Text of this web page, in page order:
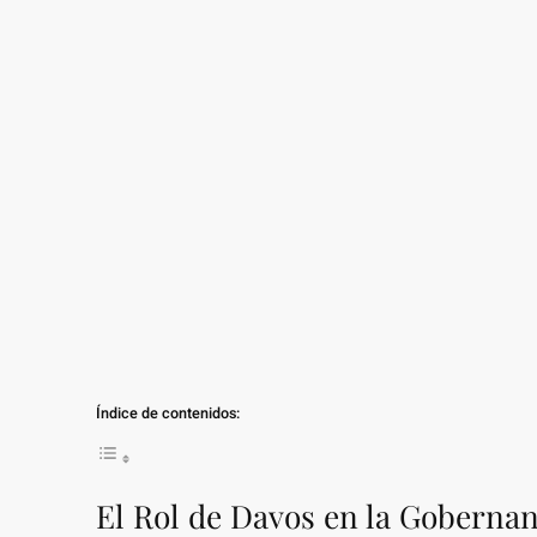
Índice de contenidos:
El Rol de Davos en la